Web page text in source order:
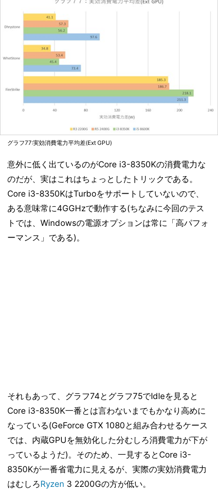
グラフ77:実効消費電力平均差(Ext GPU)
意外に低く出ているのがCore i3-8350Kの消費電力な
のだが、実はこれはちょっとしたトリックである。
Core i3-8350KはTurboをサポートしていないので、
ある意味常に4GGHzで動作する(ちなみに今回のテス
トでは、Windowsの電源オプションは常に「高パフォ
ーマンス」である)。
それもあって、グラフ74とグラフ75でIdleを見ると
Core i3-8350K一番とは言わないまでもかなり高めに
なっている(GeForce GTX 1080と組み合わせるケース
では、内蔵GPUを無効化した分むしろ消費電力が下が
っているようだ)。そのため、一見するとCore i3-
8350Kが一番省電力に見えるが、実際の実効消費電力
はむしろRyzen 3 2200Gの方が低い。